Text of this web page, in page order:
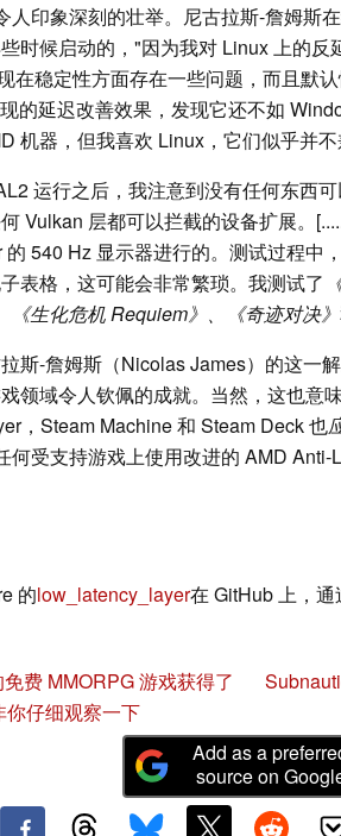
人印象深刻的壮举。尼古拉斯-詹姆斯
时候启动的，"因为我对 Linux 上的反
在稳定性方面存在一些问题，而且默
的延迟改善效果，发现它还不如
机器，但我喜欢 Linux，它们似乎并不
运行之后，我注意到没有任何东西
Vulkan 层都可以拦截的设备扩展。
540 Hz 显示器进行的。测试过程中
表格，这可能会非常繁琐。我测试了
《生化危机 Requiem》、《奇迹对决》
斯-詹姆斯（Nicolas James）的这一
领域令人钦佩的成就。当然，这也意
，Steam Machine 和 Steam Deck 也
何受支持游戏上使用改进的 AMD Anti-
的low_latency_layer在 GitHub 上，通
费 MMORPG 游戏获得了
仔细观察一下
Add as a
source on